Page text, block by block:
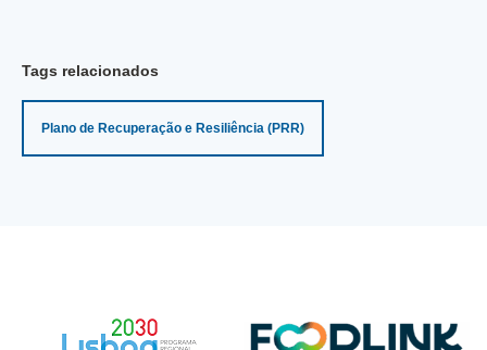
Tags relacionados
Plano de Recuperação e Resiliência (PRR)